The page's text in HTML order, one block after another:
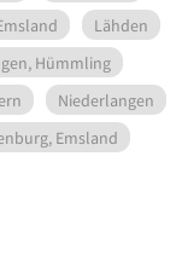
Lähden
Hümmling
Niederlangen
Emsland